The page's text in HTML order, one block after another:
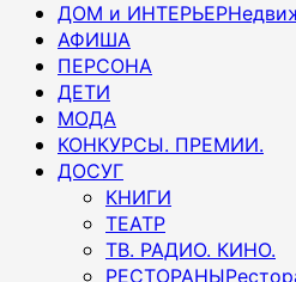
ДОМ и ИНТЕРЬЕР
АФИША
ПЕРСОНА
ДЕТИ
МОДА
КОНКУРСЫ. ПРЕМИИ.
ДОСУГ
КНИГИ
ТЕАТР
ТВ. РАДИО. КИНО.
РЕСТОРАНЫ